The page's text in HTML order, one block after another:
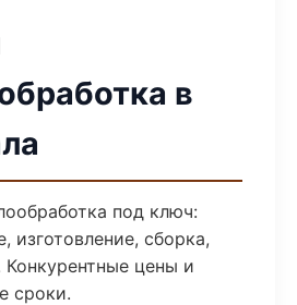
в
под ключ:
изготовление, сборка,
Конкурентные цены и
сроки.